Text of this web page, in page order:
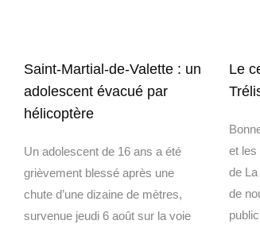
Saint-Martial-de-Valette : un
adolescent évacué par
hélicoptère
Un adolescent de 16 ans a été
grièvement blessé après une
chute d’une dizaine de mètres,
survenue jeudi 6 août sur la voie
Le
et les
de
de